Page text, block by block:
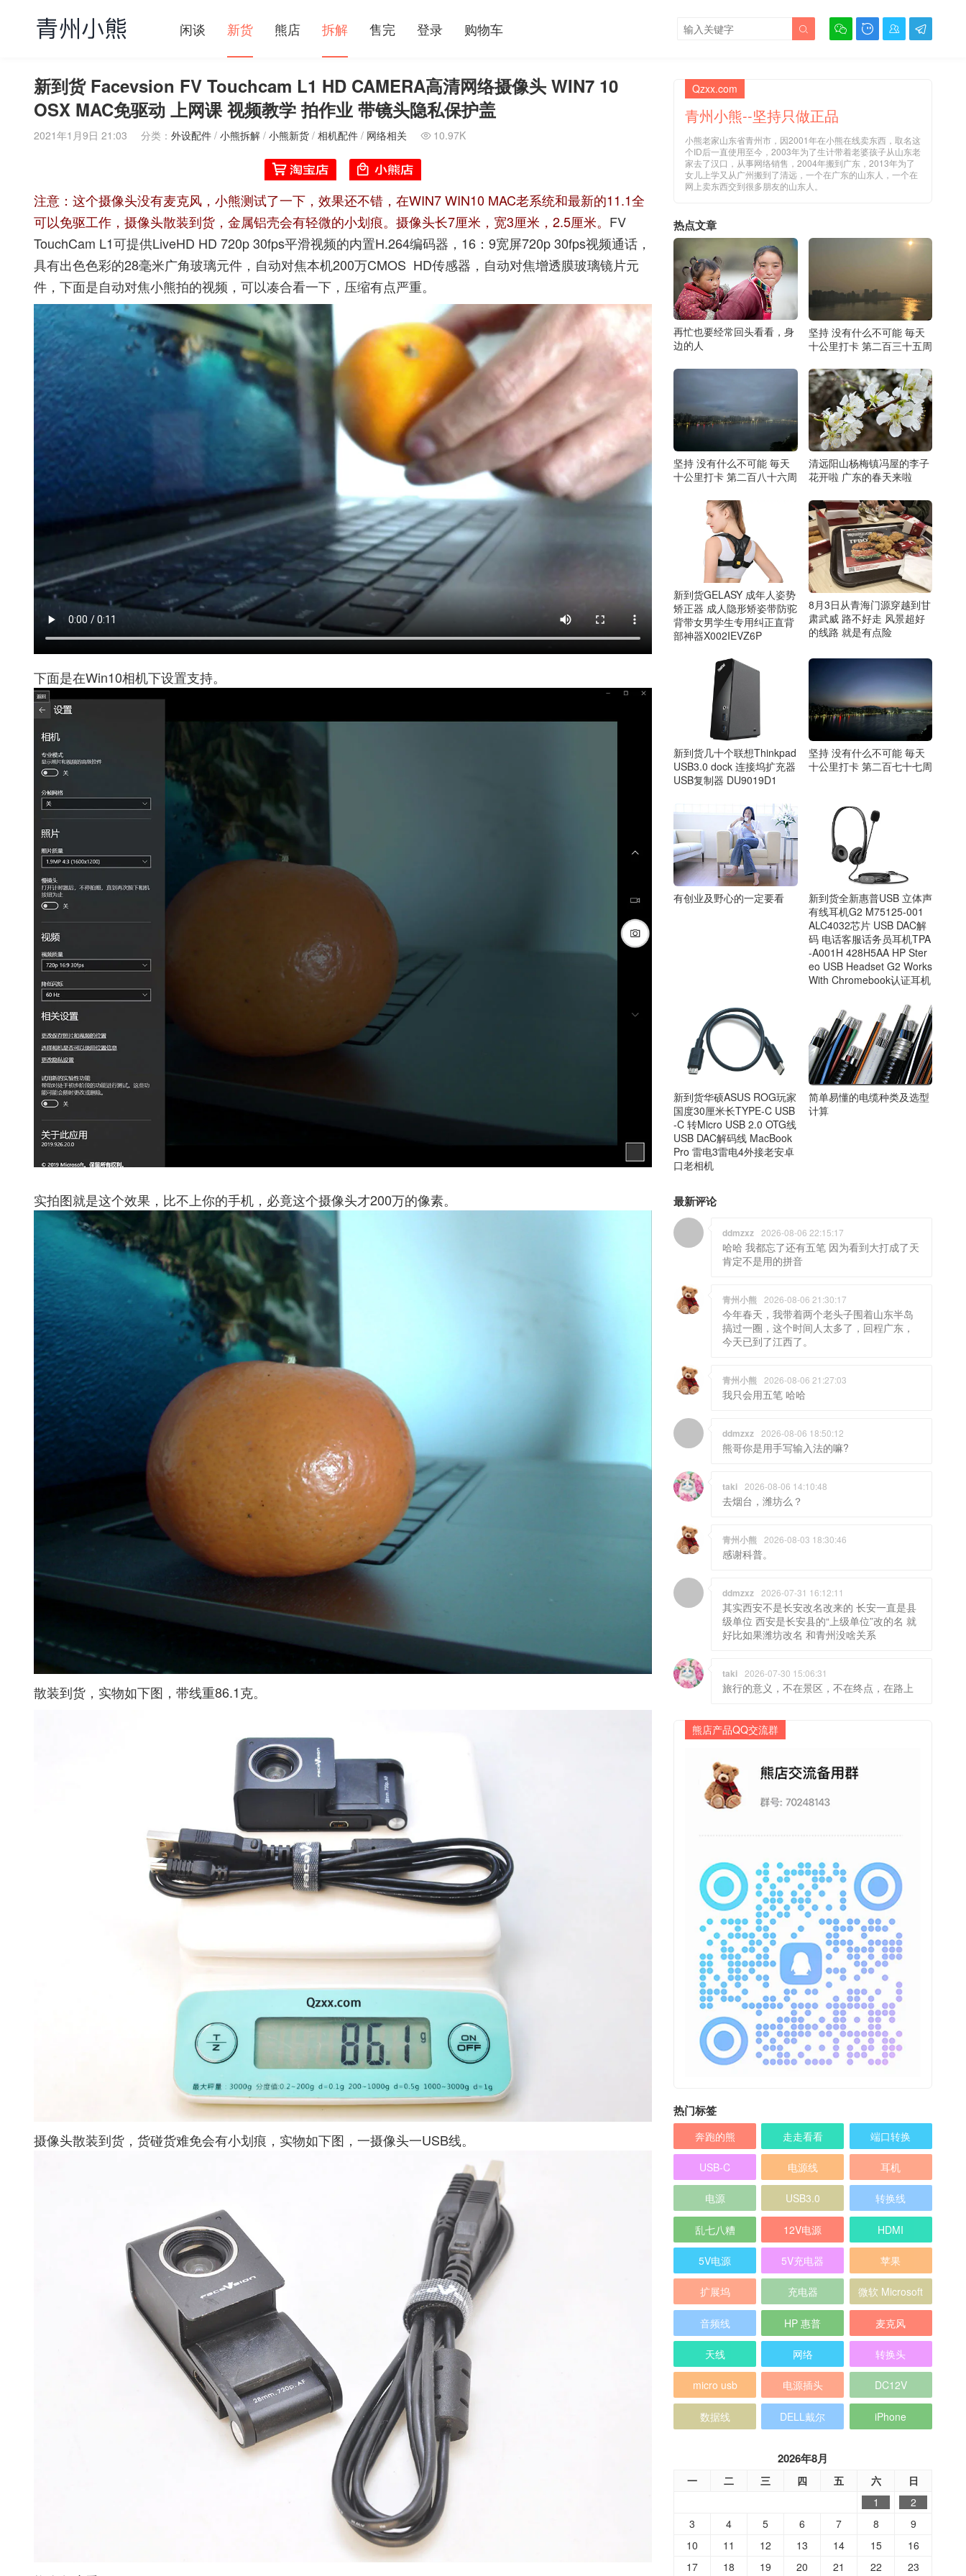
闲谈 新货 熊店 拆解 售完 登录 购物车    

新到货 Facevsion FV Touchcam L1 HD CAMERA高清网络摄像头 WIN7 10
OSX MAC免驱动 上网课 视频教学 拍作业 带镜头隐私保护盖
2021年1月9日 21:03 分类： 外设配件 / 小熊拆解 / 小熊新货 / 相机配件 / 网络相关  10.97K
注意：这个摄像头没有麦克风，小熊测试了一下，效果还不错，在WIN7 WIN10 MAC老系统和最新的11.1全
可以免驱工作，摄像头散装到货，金属铝壳会有轻微的小划痕。摄像头长7厘米，宽3厘米，2.5厘米。 FV
TouchCam L1可提供LiveHD HD 720p 30fps平滑视频的内置H.264编码器，16：9宽屏720p 30fps视频通话，
具有出色色彩的28毫米广角玻璃元件，自动对焦本机200万CMOS HD传感器，自动对焦增透膜玻璃镜片元
件，下面是自动对焦小熊拍的视频，可以凑合看一下，压缩有点严重。
下面是在Win10相机下设置支持。
实拍图就是这个效果，比不上你的手机，必竟这个摄像头才200万的像素。
散装到货，实物如下图，带线重86.1克。
摄像头散装到货，货碰货难免会有小划痕，实物如下图，一摄像头一USB线。
Qzxx.com
青州小熊--坚持只做正品
小熊老家山东省青州市，因2001年在小熊在线卖东西，取名这
个ID后一直使用至今，2003年为了生计带着老婆孩子从山东老
家去了汉口，从事网络销售，2004年搬到广东，2013年为了
女儿上学又从广州搬到了清远，一个在广东的山东人，一个在
网上卖东西交到很多朋友的山东人。
热点文章
再忙也要经常回头看看，身
边的人
坚持 没有什么不可能 毎天
十公里打卡 第二百三十五周
坚持 没有什么不可能 毎天
十公里打卡 第二百八十六周
清远阳山杨梅镇冯屋的李子
花开啦 广东的春天来啦
新到货GELASY 成年人姿势
矫正器 成人隐形矫姿带防驼
背带女男学生专用纠正直背
部神器X002IEVZ6P
8月3日从青海门源穿越到甘
肃武威 路不好走 风景超好
的线路 就是有点险
新到货几十个联想Thinkpad
USB3.0 dock 连接坞扩充器
USB复制器 DU9019D1
坚持 没有什么不可能 毎天
十公里打卡 第二百七十七周
有创业及野心的一定要看
新到货全新惠普USB 立体声
有线耳机G2 M75125-001
ALC4032芯片 USB DAC解
码 电话客服话务员耳机TPA
-A001H 428H5AA HP Ster
eo USB Headset G2 Works
With Chromebook认证耳机
新到货华硕ASUS ROG玩家
国度30厘米长TYPE-C USB
-C 转Micro USB 2.0 OTG线
USB DAC解码线 MacBook
Pro 雷电3雷电4外接老安卓
口老相机
简单易懂的电缆种类及选型
计算
最新评论
ddmzxz 2026-08-06 22:15:17
哈哈 我都忘了还有五笔 因为看到大打成了天
肯定不是用的拼音
青州小熊 2026-08-06 21:30:17
今年春天，我带着两个老头子围着山东半岛
搞过一圈，这个时间人太多了，回程广东，
今天已到了江西了。
青州小熊 2026-08-06 21:27:03
我只会用五笔 哈哈
ddmzxz 2026-08-06 18:50:12
熊哥你是用手写输入法的嘛?
taki 2026-08-06 14:10:48
去烟台，潍坊么？
青州小熊 2026-08-03 18:30:46
感谢科普。
ddmzxz 2026-07-31 16:12:11
其实西安不是长安改名改来的 长安一直是县
级单位 西安是长安县的“上级单位”改的名 就
好比如果潍坊改名 和青州没啥关系
taki 2026-07-30 15:06:31
旅行的意义，不在景区，不在终点，在路上
熊店产品QQ交流群
热门标签
奔跑的熊 走走看看 端口转换
USB-C 电源线 耳机
电源 USB3.0 转换线
乱七八糟 12V电源 HDMI
5V电源 5V充电器 苹果
扩展坞 充电器 微软 Microsoft
音频线 HP 惠普 麦克风
天线 网络 转换头
micro usb 电源插头 DC12V
数据线 DELL戴尔 iPhone
2026年8月
一 二 三 四 五 六
日
1
2
3
4 5 6 7 8
9
10
11 12 13 14 15
16
17
18 19 20 21 22 23